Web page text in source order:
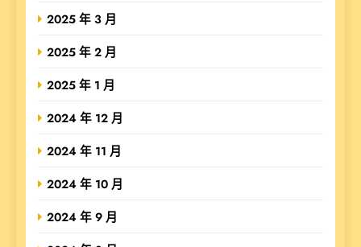
2025 年 3 月
2025 年 2 月
2025 年 1 月
2024 年 12 月
2024 年 11 月
2024 年 10 月
2024 年 9 月